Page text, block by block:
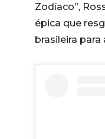
Zodíaco”,
épica que
brasileira para